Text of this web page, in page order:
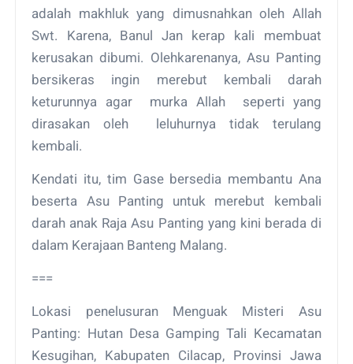
adalah makhluk yang dimusnahkan oleh Allah
Swt. Karena, Banul Jan kerap kali membuat
kerusakan dibumi. Olehkarenanya, Asu Panting
bersikeras ingin merebut kembali darah
keturunnya agar murka Allah seperti yang
dirasakan oleh leluhurnya tidak terulang
kembali.
Kendati itu, tim Gase bersedia membantu Ana
beserta Asu Panting untuk merebut kembali
darah anak Raja Asu Panting yang kini berada di
dalam Kerajaan Banteng Malang.
===
Lokasi penelusuran Menguak Misteri Asu
Panting: Hutan Desa Gamping Tali Kecamatan
Kesugihan, Kabupaten Cilacap, Provinsi Jawa